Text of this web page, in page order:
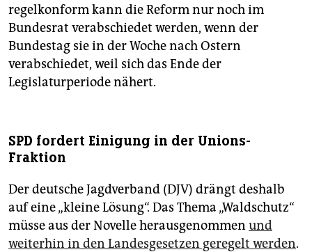
regelkonform kann die Reform nur noch im
Bundesrat verabschiedet werden, wenn der
Bundestag sie in der Woche nach Ostern
verabschiedet, weil sich das Ende der
Legislaturperiode nähert.
SPD fordert Einigung in der Unions-
Fraktion
Der deutsche Jagdverband (DJV) drängt deshalb
auf eine „kleine Lösung“. Das Thema „Waldschutz“
müsse aus der Novelle herausgenommen und
weiterhin in den Landesgesetzen geregelt werden.